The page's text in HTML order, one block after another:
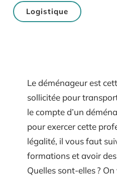
Logistique
Le déménageur est
sollicitée pour
le compte d’un
pour exercer cette
légalité, il vous faut
formations et avoir
Quelles sont-elles ?